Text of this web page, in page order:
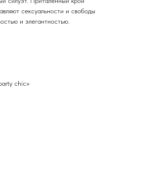
сексуальности и свободы
и элегантностью.
chic»